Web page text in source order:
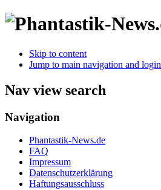
Skip to content
Jump to main navigation and login
Nav view search
Navigation
Phantastik-News.de
FAQ
Impressum
Datenschutzerklärung
Haftungsausschluss